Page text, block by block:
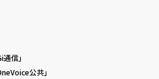
信」
公共」